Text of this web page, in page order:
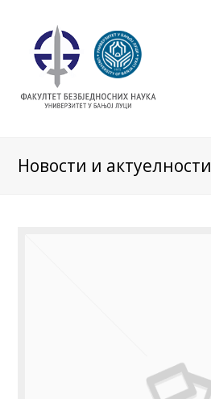
Новости и актуелности